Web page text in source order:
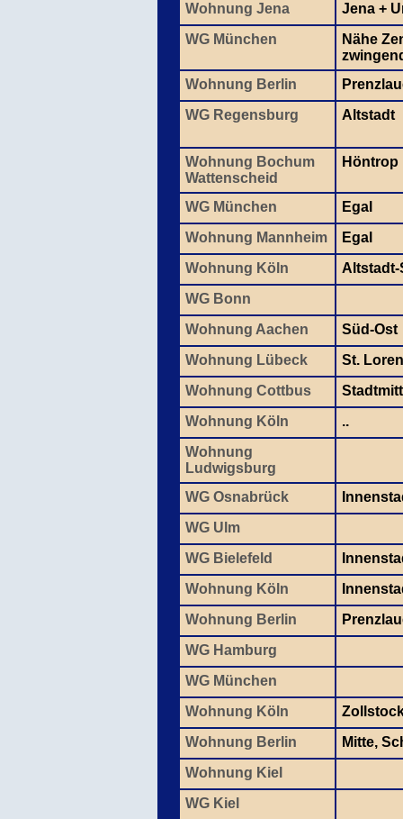
Wohnung Jena
Jena +
WG München
Nähe
Wohnung Berlin
WG Regensburg
Altstadt
Wohnung Bochum
Wattenscheid
Höntrop
WG München
Egal
Wohnung Mannheim
Egal
Wohnung Köln
Altstadt-
WG Bonn
Wohnung Aachen
Süd-Ost
Wohnung Lübeck
St.
Wohnung Cottbus
Wohnung Köln
..
Wohnung
Ludwigsburg
WG Osnabrück
WG Ulm
WG Bielefeld
Wohnung Köln
Wohnung Berlin
WG Hamburg
WG München
Wohnung Köln
Wohnung Berlin
Mitte,
Wohnung Kiel
WG Kiel